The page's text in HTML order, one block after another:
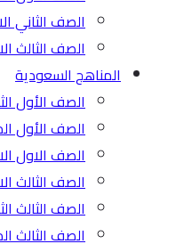
الصف الثاني
الصف الثالث
المناهج السعودية
الصف الأول
الصف الأول
الصف الاول
الصف الثالث
الصف الثالث
الصف الثالث